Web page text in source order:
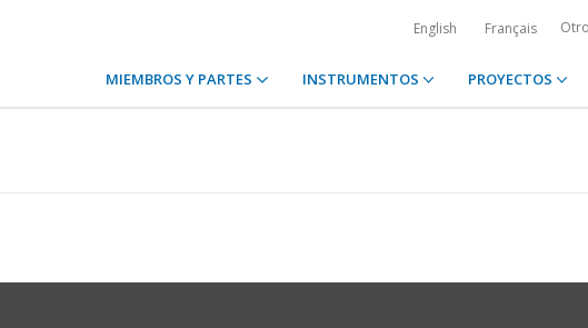
English Français
MIEMBROS Y PARTES INSTRUMENTOS PROYECTOS